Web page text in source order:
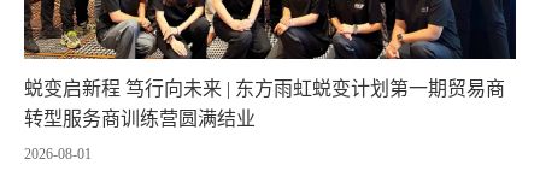
蜕变启新程 笃行向未来 | 东方雨虹蜕变计划第一期贸易商
转型服务商训练营圆满结业
2026-08-01